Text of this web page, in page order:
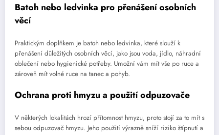
Batoh nebo ledvinka pro přenášení osobních
věcí
Praktickým doplňkem je batoh nebo ledvinka, které slouží k
přenášení důležitých osobních věcí, jako jsou voda, jídlo, náhradní
oblečení nebo hygienické potřeby. Umožní vám mít vše po ruce a
zároveň mít volné ruce na tanec a pohyb.
Ochrana proti hmyzu a použití odpuzovače
V některých lokalitách hrozí přítomnost hmyzu, proto stojí za to mít s
sebou odpuzovač hmyzu. Jeho použití výrazně sníží riziko štípnutí a